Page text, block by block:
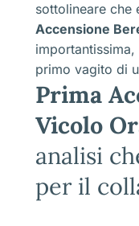
sottolineare che
Accensione
primo vagito di
Prima
Vicolo
analisi
per il